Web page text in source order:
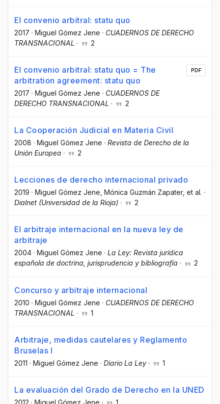
El convenio arbitral: statu quo
2017 · Miguel Gómez Jene · CUADERNOS DE DERECHO
TRANSNACIONAL · 2
El convenio arbitral: statu quo = The
arbitration agreement: statu quo
2017 · Miguel Gómez Jene · CUADERNOS DE
DERECHO TRANSNACIONAL · 2
PDF
La Cooperación Judicial en Materia Civil
2008 · Miguel Gómez Jene · Revista de Derecho de la
Unión Europea · 2
Lecciones de derecho internacional privado
2019 · Miguel Gómez Jene , Mónica Guzmán Zapater, et al. ·
Dialnet (Universidad de la Rioja) · 2
El arbitraje internacional en la nueva ley de
arbitraje
2004 · Miguel Gómez Jene · La Ley: Revista jurídica
española de doctrina, jurisprudencia y bibliografía · 2
Concurso y arbitraje internacional
2010 · Miguel Gómez Jene · CUADERNOS DE DERECHO
TRANSNACIONAL · 1
Arbitraje, medidas cautelares y Reglamento
Bruselas I
2011 · Miguel Gómez Jene · Diario La Ley · 1
La evaluación del Grado de Derecho en la UNED
2012 · Miguel Gómez Jene · 1